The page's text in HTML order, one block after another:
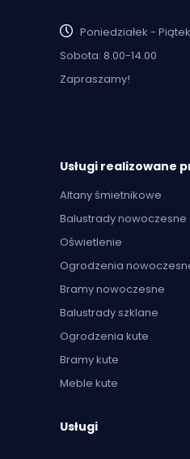
Poniedziałek -
Sobota: 8.00-14.00
Zapraszamy!
Usługi realizowane
Altany śmietnikowe
Balustrady nowoczesne
Oświetlenie
Ogrodzenia
Bramy nowoczesne
Balustrady szklane
Ogrodzenia kute
Bramy kute
Meble kute
Usługi